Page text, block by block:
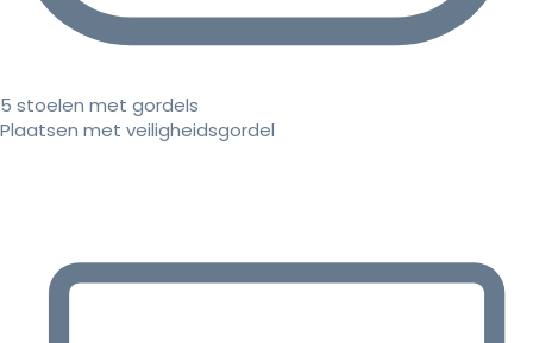
5 stoelen met gordels
Plaatsen met veiligheidsgordel